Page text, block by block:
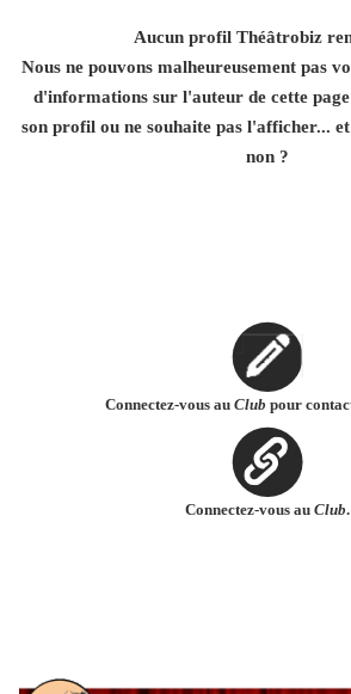
Aucun profil Théâtrobiz
Nous ne pouvons malheureusement pas
d'informations sur l'auteur de cette
son profil ou ne souhaite pas l'afficher...
non ?
Connectez-vous au Club pour
Connectez-vous au Club.